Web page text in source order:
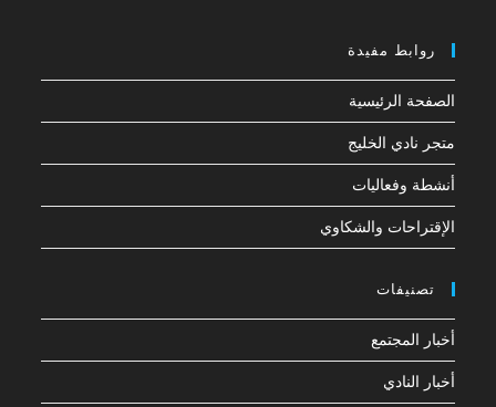
روابط مفيدة
الصفحة الرئيسية
متجر نادي الخليج
أنشطة وفعاليات
الإقتراحات والشكاوي
تصنيفات
أخبار المجتمع
أخبار النادي